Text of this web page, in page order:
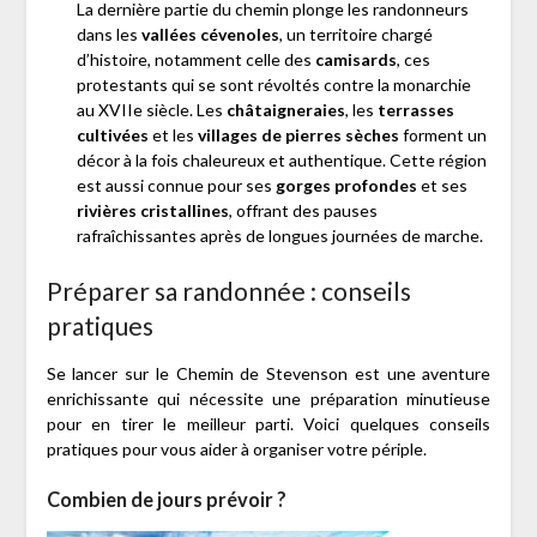
La dernière partie du chemin plonge les randonneurs
dans les vallées cévenoles, un territoire chargé
d’histoire, notamment celle des camisards, ces
protestants qui se sont révoltés contre la monarchie
au XVIIe siècle. Les châtaigneraies, les terrasses
cultivées et les villages de pierres sèches forment un
décor à la fois chaleureux et authentique. Cette région
est aussi connue pour ses gorges profondes et ses
rivières cristallines, offrant des pauses
rafraîchissantes après de longues journées de marche.
Préparer sa randonnée : conseils
pratiques
Se lancer sur le Chemin de Stevenson est une aventure
enrichissante qui nécessite une préparation minutieuse
pour en tirer le meilleur parti. Voici quelques conseils
pratiques pour vous aider à organiser votre périple.
Combien de jours prévoir ?